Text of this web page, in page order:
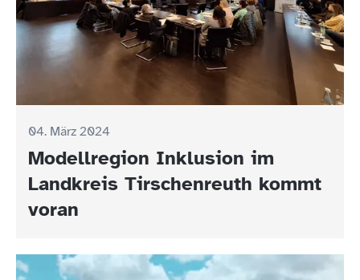
04. März 2024
Modellregion Inklusion im
Landkreis Tirschenreuth kommt
voran